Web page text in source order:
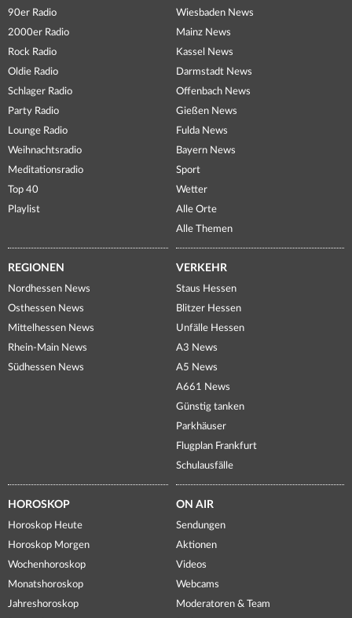
90er Radio
2000er Radio
Rock Radio
Oldie Radio
Schlager Radio
Party Radio
Lounge Radio
Weihnachtsradio
Meditationsradio
Top 40
Playlist
Wiesbaden News
Mainz News
Kassel News
Darmstadt News
Offenbach News
Gießen News
Fulda News
Bayern News
Sport
Wetter
Alle Orte
Alle Themen
REGIONEN
Nordhessen News
Osthessen News
Mittelhessen News
Rhein-Main News
Südhessen News
VERKEHR
Staus Hessen
Blitzer Hessen
Unfälle Hessen
A3 News
A5 News
A661 News
Günstig tanken
Parkhäuser
Flugplan Frankfurt
Schulausfälle
HOROSKOP
Horoskop Heute
Horoskop Morgen
Wochenhoroskop
Monatshoroskop
Jahreshoroskop
ON AIR
Sendungen
Aktionen
Videos
Webcams
Moderatoren & Team